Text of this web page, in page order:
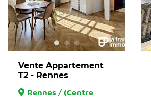
Vente Appartement
T2 - Rennes
Rennes / (Centre